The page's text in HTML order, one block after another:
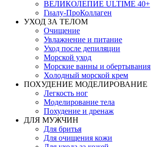
ВЕЛИКОЛЕПИЕ ULTIME 40+
Гиалу-ПроКоллаген
УХОД ЗА ТЕЛОМ
Очищение
Увлажнение и питание
Уход после депиляции
Морской уход
Морские ванны и обертывания
Холодный морской крем
ПОХУДЕНИЕ МОДЕЛИРОВАНИЕ
Легкость ног
Моделирование тела
Похудение и дренаж
ДЛЯ МУЖЧИН
Для бритья
Для очищения кожи